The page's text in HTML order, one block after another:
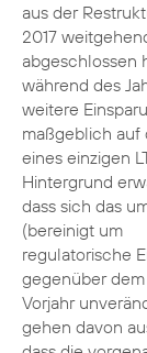
aus der
2017
abgeschlossen
während des
weitere
maßgeblich auf
eines einzigen
Hintergrund
dass sich das
(bereinigt um
regulatorische
gegenüber dem
Vorjahr
gehen davon